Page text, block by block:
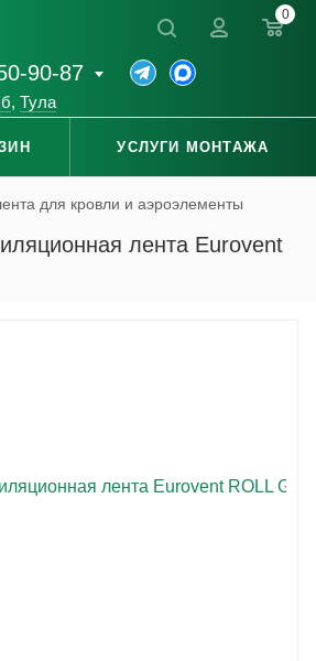
90-87
, Тула
0
УСЛУГИ МОНТАЖА
для кровли и аэроэлементы
лента Eurovent